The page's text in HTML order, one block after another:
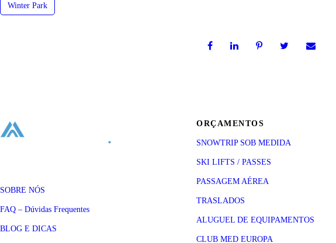
Winter Park
SOBRE NÓS
FAQ – Dúvidas Frequentes
BLOG E DICAS
ORÇAMENTOS
SNOWTRIP SOB MEDIDA
SKI LIFTS / PASSES
PASSAGEM AÉREA
TRASLADOS
ALUGUEL DE EQUIPAMENTOS
CLUB MED EUROPA